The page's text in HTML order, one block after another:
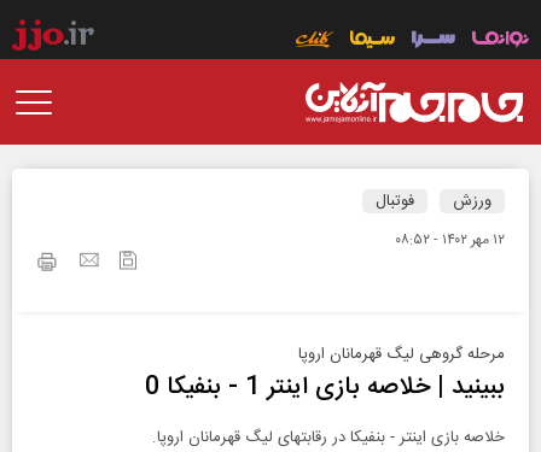
ورزش فوتبال
۱۲ مهر ۱۴۰۲ - ۰۸:۵۲
مرحله گروهی لیگ قهرمانان اروپا
ببینید | خلاصه بازی اینتر 1 - بنفیکا 0
خلاصه بازی اینتر - بنفیکا در رقابتهای لیگ قهرمانان اروپا.